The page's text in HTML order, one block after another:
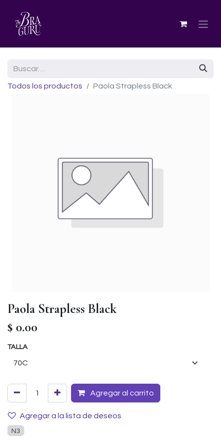
Todos los productos Paola Strapless Black
Paola Strapless Black
$ 0.00
TALLA
Agregar al carrito
Agregar a la lista de deseos
N3